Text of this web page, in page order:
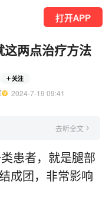
打开APP
两点治疗方法
关注
  2024-7-19 09:41
去听全文
患者，就是腿部
成团，非常影响